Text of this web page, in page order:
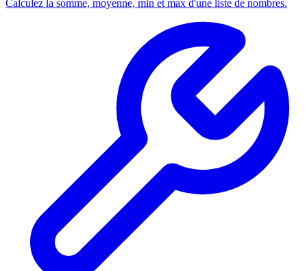
Calculez la somme, moyenne, min et max d'une liste de nombres.